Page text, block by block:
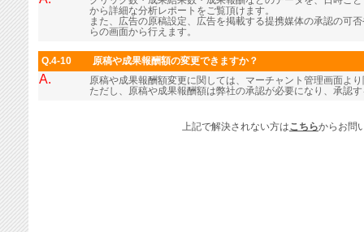
から詳細な分析レポートをご覧頂けます。
また、広告の原稿設定、広告を掲載する提携媒体の承認の可
らの画面から行えます。
Q.4-10 原稿や成果報酬額の変更できますか？
A.
原稿や成果報酬額変更に関しては、マーチャント管理画面よ
ただし、原稿や成果報酬額は弊社の承認が必要になり、承認
上記で解決されない方はこちらからお問